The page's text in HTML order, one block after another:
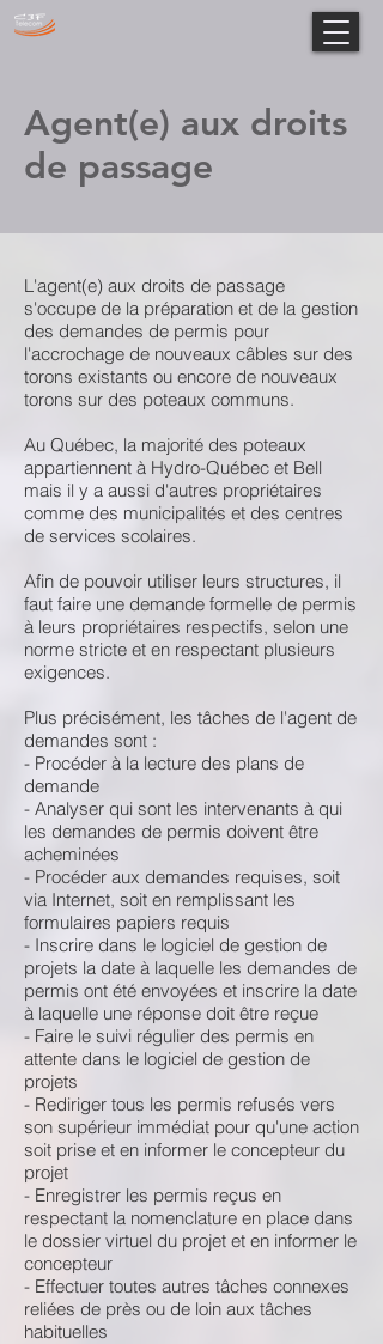
Agent(e) aux droits
de passage
L'agent(e) aux droits de passage
s'occupe de la préparation et de la gestion
des demandes de permis pour
l'accrochage de nouveaux câbles sur des
torons existants ou encore de nouveaux
torons sur des poteaux communs.
Au Québec, la majorité des poteaux
appartiennent à Hydro-Québec et Bell
mais il y a aussi d'autres propriétaires
comme des municipalités et des centres
de services scolaires.
Afin de pouvoir utiliser leurs structures, il
faut faire une demande formelle de permis
à leurs propriétaires respectifs, selon une
norme stricte et en respectant plusieurs
exigences.
Plus précisément, les tâches de l'agent de
demandes sont :
- Procéder à la lecture des plans de
demande
- Analyser qui sont les intervenants à qui
les demandes de permis doivent être
acheminées
- Procéder aux demandes requises, soit
via Internet, soit en remplissant les
formulaires papiers requis
- Inscrire dans le logiciel de gestion de
projets la date à laquelle les demandes de
permis ont été envoyées et inscrire la date
à laquelle une réponse doit être reçue
- Faire le suivi régulier des permis en
attente dans le logiciel de gestion de
projets
- Rediriger tous les permis refusés vers
son supérieur immédiat pour qu'une action
soit prise et en informer le concepteur du
projet
- Enregistrer les permis reçus en
respectant la nomenclature en place dans
le dossier virtuel du projet et en informer le
concepteur
- Effectuer toutes autres tâches connexes
reliées de près ou de loin aux tâches
habituelles